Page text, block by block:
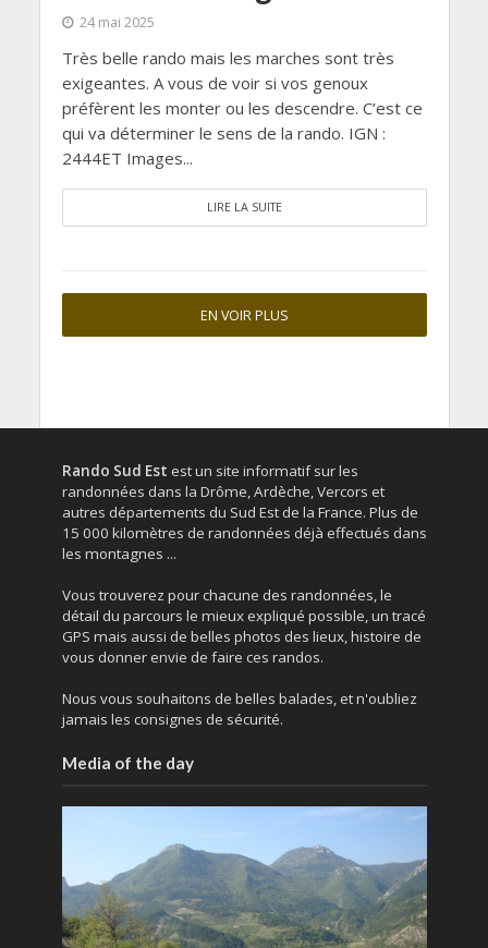
24 mai 2025
Très belle rando mais les marches sont très
exigeantes. A vous de voir si vos genoux
préfèrent les monter ou les descendre. C’est ce
qui va déterminer le sens de la rando. IGN :
2444ET Images...
LIRE LA SUITE
EN VOIR PLUS
Rando Sud Est est un site informatif sur les
randonnées dans la Drôme, Ardèche, Vercors et
autres départements du Sud Est de la France. Plus de
15 000 kilomètres de randonnées déjà effectués dans
les montagnes ...
Vous trouverez pour chacune des randonnées, le
détail du parcours le mieux expliqué possible, un tracé
GPS mais aussi de belles photos des lieux, histoire de
vous donner envie de faire ces randos.
Nous vous souhaitons de belles balades, et n'oubliez
jamais les consignes de sécurité.
Media of the day